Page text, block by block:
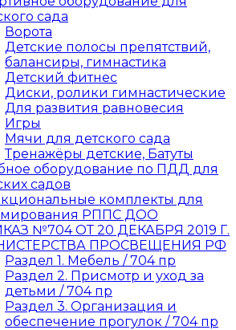
сада
Ворота
Детские полосы препятствий,
балансиры, гимнастика
Детский фитнес
Диски, ролики гимнастические
Для развития равновесия
Игры
Мячи для детского сада
Тренажёры детские, Батуты
оборудование по ПДД для
садов
комплекты для
РППС ДОО
№704 ОТ 20 ДЕКАБРЯ 2019 Г.
ПРОСВЕЩЕНИЯ РФ
Раздел 1. Мебель / 704 пр
Раздел 2. Присмотр и уход за
детьми / 704 пр
Раздел 3. Организация и
обеспечение прогулок / 704 пр